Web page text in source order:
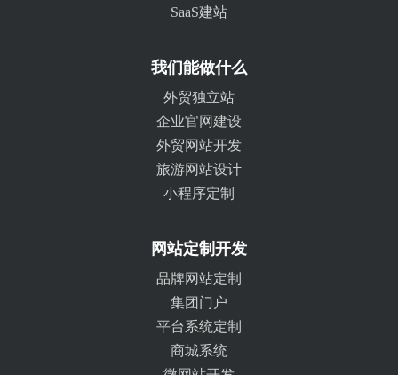
SaaS建站
我们能做什么
外贸独立站
企业官网建设
外贸网站开发
旅游网站设计
小程序定制
网站定制开发
品牌网站定制
集团门户
平台系统定制
商城系统